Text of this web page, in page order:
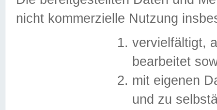
nicht kommerzielle Nutzung
vervielfältigt,
bearbeitet
mit eigenen
und zu